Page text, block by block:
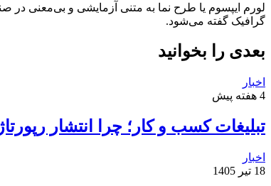
لورم ایپسوم یا طرح‌ نما به متنی آزمایشی و بی‌معنی
گرافیک گفته می‌شود.
بعدی را بخوانید
اخبار
4 هفته پیش
تبلیغات کسب و کار؛ چرا انتشار
اخبار
18 تیر 1405